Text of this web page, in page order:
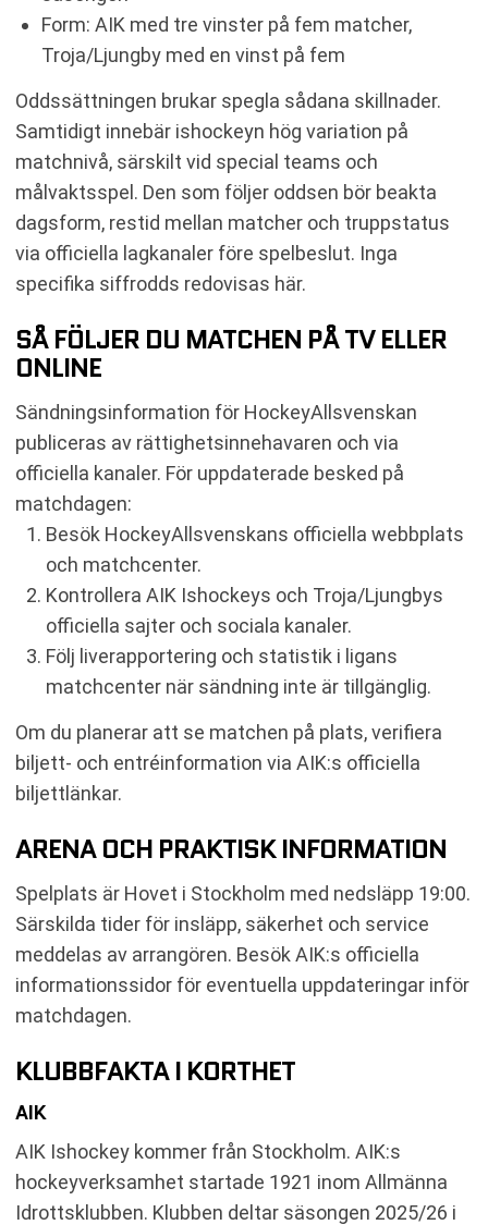
Form: AIK med tre vinster på fem matcher,
Troja/Ljungby med en vinst på fem
Oddssättningen brukar spegla sådana skillnader.
Samtidigt innebär ishockeyn hög variation på
matchnivå, särskilt vid special teams och
målvaktsspel. Den som följer oddsen bör beakta
dagsform, restid mellan matcher och truppstatus
via officiella lagkanaler före spelbeslut. Inga
specifika siffrodds redovisas här.
SÅ FÖLJER DU MATCHEN PÅ TV ELLER
ONLINE
Sändningsinformation för HockeyAllsvenskan
publiceras av rättighetsinnehavaren och via
officiella kanaler. För uppdaterade besked på
matchdagen:
Besök HockeyAllsvenskans officiella webbplats
och matchcenter.
Kontrollera AIK Ishockeys och Troja/Ljungbys
officiella sajter och sociala kanaler.
Följ liverapportering och statistik i ligans
matchcenter när sändning inte är tillgänglig.
Om du planerar att se matchen på plats, verifiera
biljett- och entréinformation via AIK:s officiella
biljettlänkar.
ARENA OCH PRAKTISK INFORMATION
Spelplats är Hovet i Stockholm med nedsläpp 19:00.
Särskilda tider för insläpp, säkerhet och service
meddelas av arrangören. Besök AIK:s officiella
informationssidor för eventuella uppdateringar inför
matchdagen.
KLUBBFAKTA I KORTHET
AIK
AIK Ishockey kommer från Stockholm. AIK:s
hockeyverksamhet startade 1921 inom Allmänna
Idrottsklubben. Klubben deltar säsongen 2025/26 i